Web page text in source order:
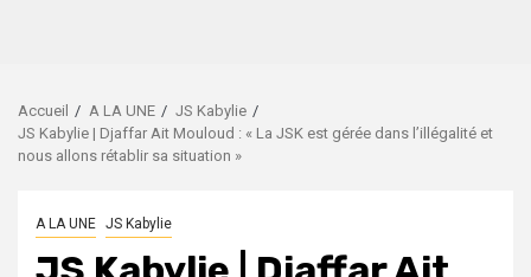
Accueil A LA UNE
JS Kabylie
JS Kabylie | Djaffar Ait Mouloud : « La JSK est gérée dans l’illégalité et
nous allons rétablir sa situation »
A LA UNE JS Kabylie